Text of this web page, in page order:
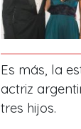
Es más, la
actriz
tres hijos.